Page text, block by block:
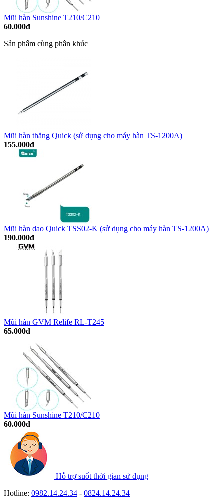
Mũi hàn Sunshine T210/C210
60.000đ
Sản phẩm cùng phân khúc
Mũi hàn thẳng Quick (sử dụng cho máy hàn TS-1200A)
155.000đ
Mũi hàn dao Quick TSS02-K (sử dụng cho máy hàn TS-1200A)
190.000đ
Mũi hàn GVM Relife RL-T245
65.000đ
Mũi hàn Sunshine T210/C210
60.000đ
Hỗ trợ suốt thời gian sử dụng
Hotline: 0982.14.24.34 - 0824.14.24.34